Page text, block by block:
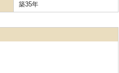
築35年